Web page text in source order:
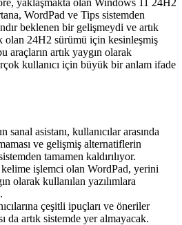
yaklaşmakta olan Windows 11 24H2
WordPad ve Tips sistemden
beklenen bir gelişmeydi ve artık
olan 24H2 sürümü için kesinleşmiş
araçların artık yaygın olarak
kullanıcı için büyük bir anlam ifade
sanal asistanı, kullanıcılar arasında
ve gelişmiş alternatiflerin
tamamen kaldırılıyor.
işlemci olan WordPad, yerini
olarak kullanılan yazılımlara
çeşitli ipuçları ve öneriler
da artık sistemde yer almayacak.